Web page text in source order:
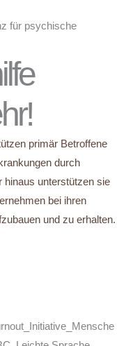
primär Betroffene
durch
hinaus unterstützen sie
bei ihren
und zu erhalten.